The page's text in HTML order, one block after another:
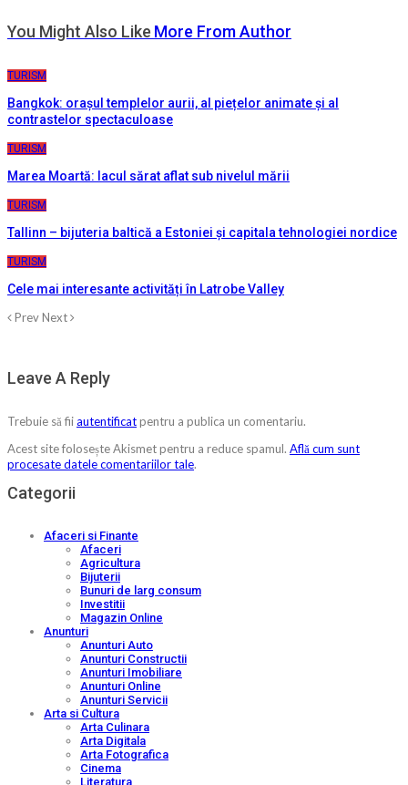
You Might Also Like More From Author
TURISM
Bangkok: orașul templelor aurii, al piețelor animate și al
contrastelor spectaculoase
TURISM
Marea Moartă: lacul sărat aflat sub nivelul mării
TURISM
Tallinn – bijuteria baltică a Estoniei și capitala tehnologiei nordice
TURISM
Cele mai interesante activități în Latrobe Valley
PrevNext
Leave A Reply
Trebuie să fiiautentificatpentru a publica un comentariu.
Acest site folosește Akismet pentru a reduce spamul. Află cum sunt
procesate datele comentariilor tale.
Categorii
Afaceri si Finante
Afaceri
Agricultura
Bijuterii
Bunuri de larg consum
Investitii
Magazin Online
Anunturi
Anunturi Auto
Anunturi Constructii
Anunturi Imobiliare
Anunturi Online
Anunturi Servicii
Arta si Cultura
Arta Culinara
Arta Digitala
Arta Fotografica
Cinema
Literatura